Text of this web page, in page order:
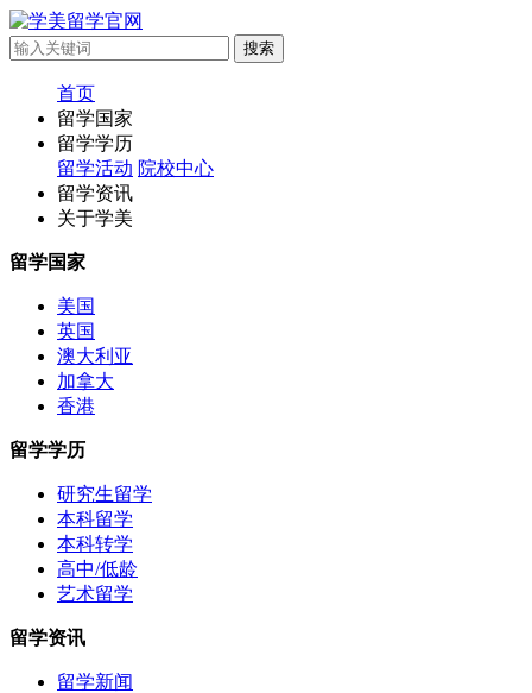
首页
留学国家
留学学历
留学活动 院校中心
留学资讯
关于学美
留学国家
美国
英国
澳大利亚
加拿大
香港
留学学历
研究生留学
本科留学
本科转学
高中/低龄
艺术留学
留学资讯
留学新闻